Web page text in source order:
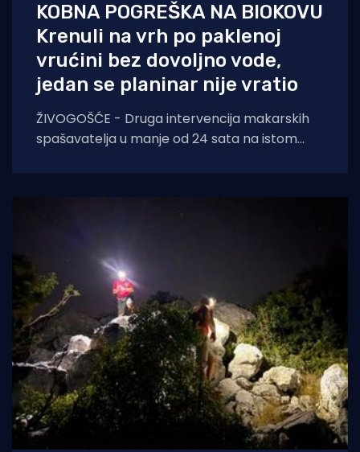
KOBNA POGREŠKA NA BIOKOVU
Krenuli na vrh po paklenoj
vrućini bez dovoljno vode,
jedan se planinar nije vratio
ŽIVOGOŠĆE - Druga intervencija makarskih
spašavatelja u manje od 24 sata na istom